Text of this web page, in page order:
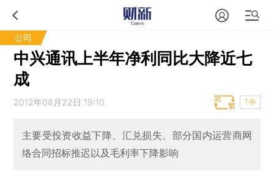
公司
中兴通讯上半年净利同比大降近七
成
2012年08月22日 19:10 T中
主要受投资收益下降、汇兑损失、部分国内运营商网
络合同招标推迟以及毛利率下降影响